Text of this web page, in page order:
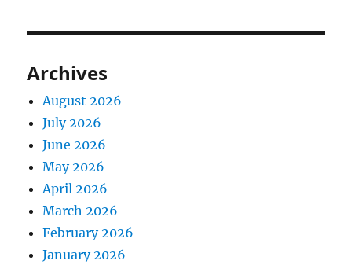
Archives
August 2026
July 2026
June 2026
May 2026
April 2026
March 2026
February 2026
January 2026